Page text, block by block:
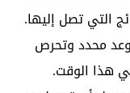
التي تصل إليها.
محدد وتحرص
هذا الوقت.